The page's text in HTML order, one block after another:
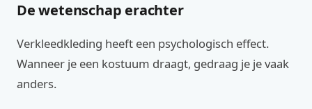
De wetenschap erachter
Verkleedkleding heeft een psychologisch effect.
Wanneer je een kostuum draagt, gedraag je je vaak
anders.